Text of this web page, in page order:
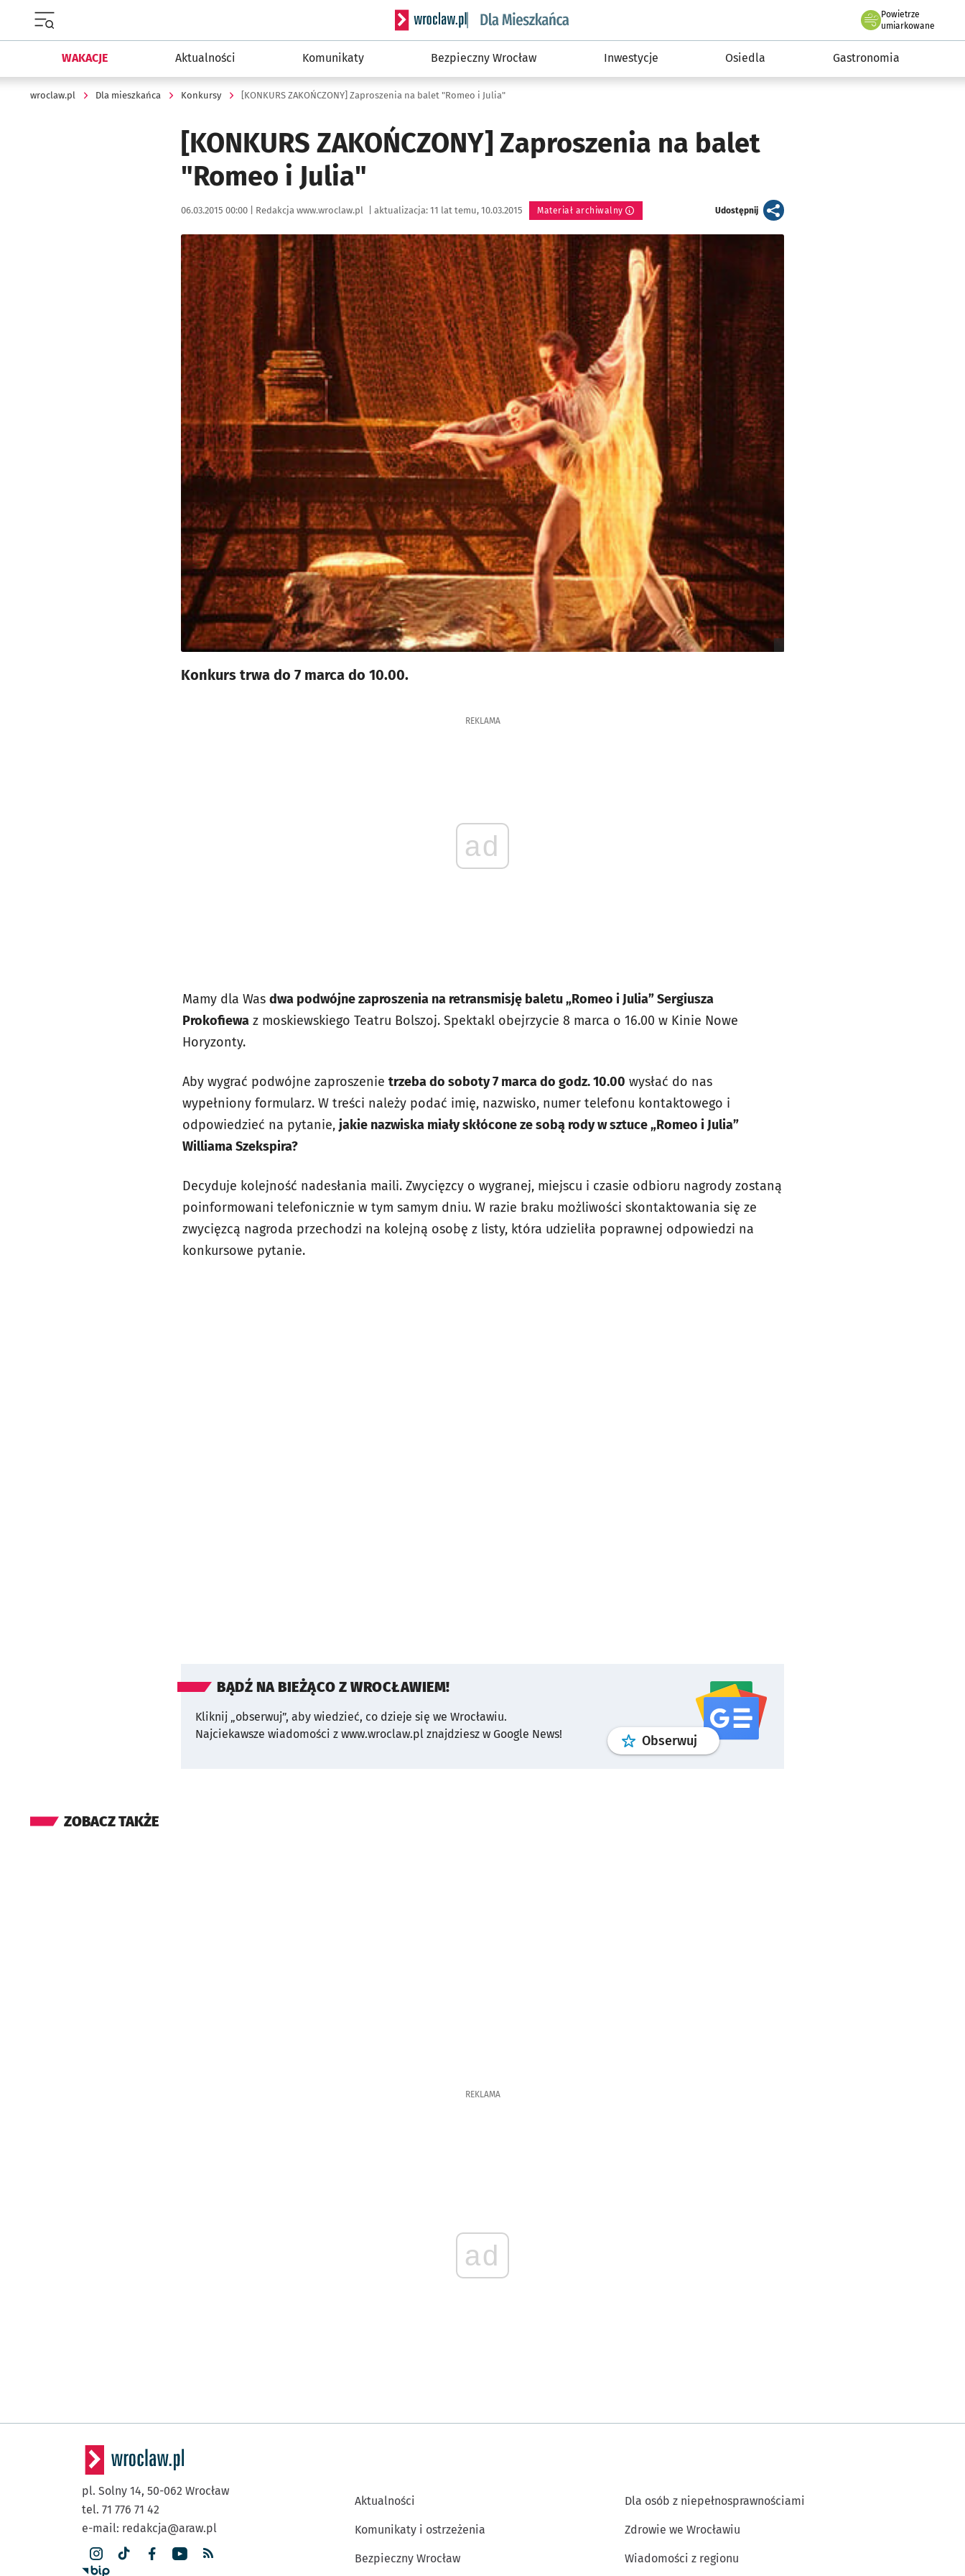
Serwis informacyjny wroclaw.pl podserwis: Dla mieszkańca
Powietrze
we Wrocławiu
umiarkowane
WAKACJE Aktualności Komunikaty Bezpieczny Wrocław Inwestycje Osiedla Gastronomia
wroclaw.pl Dla mieszkańca Konkursy [KONKURS ZAKOŃCZONY] Zaproszenia na balet "Romeo i Julia"
[KONKURS ZAKOŃCZONY] Zaproszenia na balet
"Romeo i Julia"
Data publikacji:
06.03.2015 00:00 | Autor:
Redakcja www.wroclaw.pl aktualizacja: 11 lat temu, 10.03.2015 Materiał archiwalny Udostępnijartykuł
Kliknij, aby powiększyć
Konkurs trwa do 7 marca do 10.00.
REKLAMA
ad
Mamy dla Was dwa podwójne zaproszenia na retransmisję baletu „Romeo i Julia” Sergiusza
Prokofiewa z moskiewskiego Teatru Bolszoj. Spektakl obejrzycie 8 marca o 16.00 w Kinie Nowe
Horyzonty.
Aby wygrać podwójne zaproszenie trzeba do soboty 7 marca do godz. 10.00 wysłać do nas
wypełniony formularz. W treści należy podać imię, nazwisko, numer telefonu kontaktowego i
odpowiedzieć na pytanie, jakie nazwiska miały skłócone ze sobą rody w sztuce „Romeo i Julia”
Williama Szekspira?
Decyduje kolejność nadesłania maili. Zwycięzcy o wygranej, miejscu i czasie odbioru nagrody zostaną
poinformowani telefonicznie w tym samym dniu. W razie braku możliwości skontaktowania się ze
zwycięzcą nagroda przechodzi na kolejną osobę z listy, która udzieliła poprawnej odpowiedzi na
konkursowe pytanie.
BĄDŹ NA BIEŻĄCO Z WROCŁAWIEM!
Kliknij „obserwuj”, aby wiedzieć, co dzieje się we Wrocławiu.
Najciekawsze wiadomości z www.wroclaw.pl znajdziesz w Google News!
Obserwuj profilgoogle news
ZOBACZ TAKŻE
REKLAMA
ad
pl. Solny 14, 50-062 Wrocław
tel. 71 776 71 42
e-mail: redakcja@araw.pl
Aktualności
Komunikaty i ostrzeżenia
Bezpieczny Wrocław
Dla osób z niepełnosprawnościami
Zdrowie we Wrocławiu
Wiadomości z regionu